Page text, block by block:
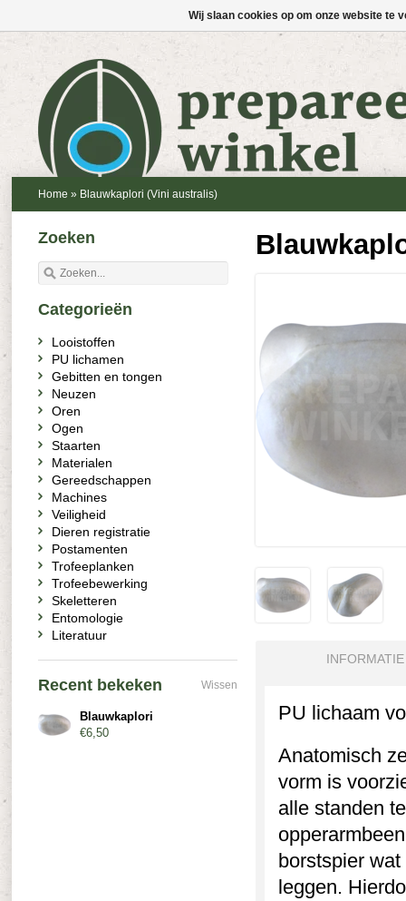
Home » Blauwkaplori (Vini australis)
INFORMATIE
PU lichaam
Anatomisch
vorm is
alle standen
borstspier
leggen.
Zoeken
Categorieën
Looistoffen
PU lichamen
Gebitten en tongen
Neuzen
Oren
Ogen
Staarten
Materialen
Gereedschappen
Machines
Veiligheid
Dieren registratie
Postamenten
Trofeeplanken
Trofeebewerking
Skeletteren
Entomologie
Literatuur
Recent bekeken Wissen
Blauwkaplori
€6,50
Wij slaan cookies op om onze website te